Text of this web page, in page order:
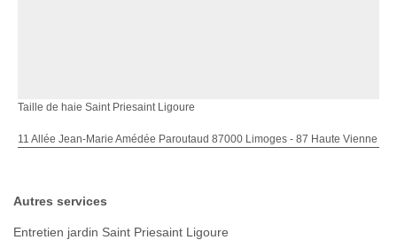
Taille de haie Saint Priesaint Ligoure
11 Allée Jean-Marie Amédée Paroutaud 87000 Limoges - 87 Haute Vienne
Autres services
Entretien jardin Saint Priesaint Ligoure